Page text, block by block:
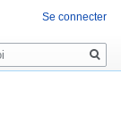
Se connecter